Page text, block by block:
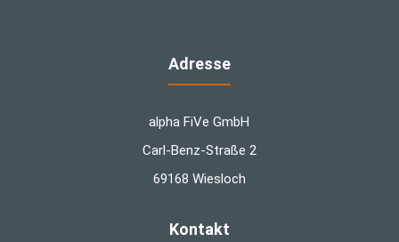
Adresse
alpha FiVe GmbH
Carl-Benz-Straße 2
69168 Wiesloch
Kontakt